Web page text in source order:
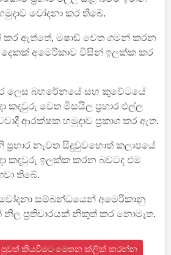
චෝදනා කර තිබේ.
කර ඇත්තේ, මෂාඩ් වෙත ගමන් කරන
දෙකක් අමෙරිකාව විසින් ඉලක්ක කර
ලෙස බහරේනයේ සහ කුවේටයේ
කඳවුරු වෙත මිසයිල ප්‍රහාර එල්ල
ආරක්ෂක හමුදාව ප්‍රකාශ කර ඇත.
ප්‍රහාර නැවත සිදුවුවහොත් කලාපයේ
කඳවුරු ඉලක්ක කරන බවටද එම
තිබේ.
සම්බන්ධයෙන් අමෙරිකානු
ප්‍රතිචාරයක් නිකුත් කර නොමැත.
පුවත් කියවීමට මෙතන ක්ලික් කරන්න